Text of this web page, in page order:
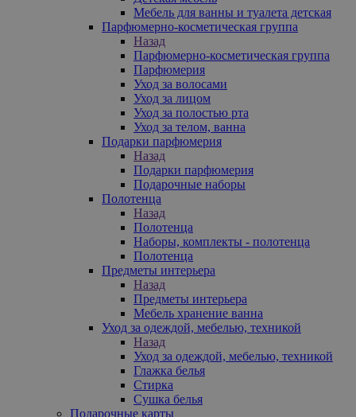
Мебель для ванны и туалета детская
Парфюмерно-косметическая группа
Назад
Парфюмерно-косметическая группа
Парфюмерия
Уход за волосами
Уход за лицом
Уход за полостью рта
Уход за телом, ванна
Подарки парфюмерия
Назад
Подарки парфюмерия
Подарочные наборы
Полотенца
Назад
Полотенца
Наборы, комплекты - полотенца
Полотенца
Предметы интерьера
Назад
Предметы интерьера
Мебель хранение ванна
Уход за одеждой, мебелью, техникой
Назад
Уход за одеждой, мебелью, техникой
Глажка белья
Стирка
Сушка белья
Подарочные карты